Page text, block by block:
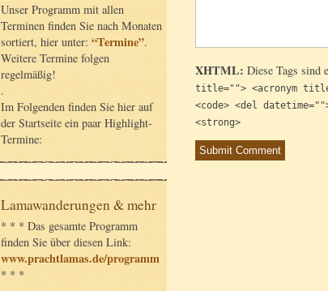
Unser Programm mit allen
Terminen finden Sie nach Monaten
sortiert, hier unter: “Termine”.
Weitere Termine folgen
regelmäßig!
.
Im Folgenden finden Sie hier auf
der Startseite ein paar Highlight-
Termine:
Lamawanderungen & mehr
* * * Das gesamte Programm
finden Sie über diesen Link:
www.prachtlamas.de/programm
* * *
XHTML: Diese Tags sind
title=""> <acronym
<code> <del
<strong>